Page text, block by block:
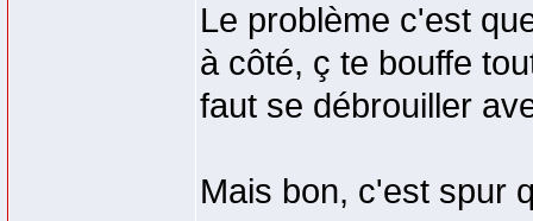
Le problème c'est
à côté, ç te bouffe
faut se débrouiller
Mais bon, c'est spur